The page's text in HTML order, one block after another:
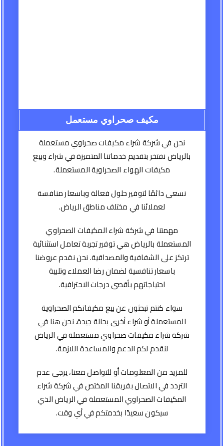
مكيف صحراوي مستعمل
نحن في شركة شراء مكيفات صحراوي مستعملة
بالرياض نفتخر بتقديم خدماتنا المتميزة في شراء وبيع
مكيفات الهواء الصحراوية المستعملة.
نسعى دائمًا لتوفير حلول فعالة وباسعار منافسة
لعملائنا في مختلف مناطق الرياض.
مهمتنا في شركة شراء المكيفات الصحراوي
المستعملة بالرياض هي توفير تجربة تعامل استثنائية
ترتكز على الشفافية والمصداقية. نحن نقدم عروضنا
باسعار تنافسية لضمان رضا العملاء وتلبية
احتياجاتهم بأقصى درجات الاحترافية.
سواء كنتم تبحثون عن بيع مكيفاتكم الصحراوية
المستعملة أو شراء أخرى بحالة جيدة، نحن هنا في
شركة شراء مكيفات صحراوي مستعملة في الرياض
لنقدم لكم الدعم والمساعدة اللازمة.
للمزيد من المعلومات أو للتواصل معنا، يرجى عدم
التردد في الاتصال بفريقنا المختص في شركة شراء
المكيفات الصحراوي المستعملة في الرياض الذي
سيكون سعيدًا بخدمتكم في أي وقت.